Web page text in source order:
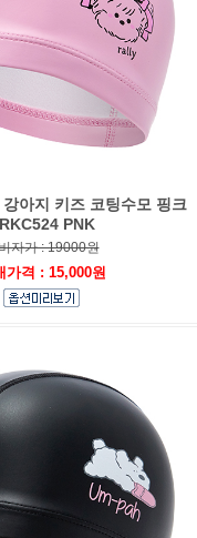
아지 키즈 코팅수모 핑크
PNK
자가 : 19000원
가격 : 15,000원